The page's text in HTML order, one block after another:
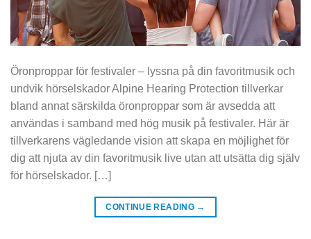
Öronproppar för festivaler – lyssna på din favoritmusik och
undvik hörselskador Alpine Hearing Protection tillverkar
bland annat särskilda öronproppar som är avsedda att
användas i samband med hög musik på festivaler. Här är
tillverkarens vägledande vision att skapa en möjlighet för
dig att njuta av din favoritmusik live utan att utsätta dig själv
för hörselskador. […]
CONTINUE READING →